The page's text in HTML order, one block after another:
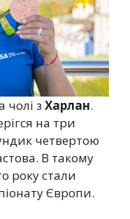
чолі з Харлан.
на три
четвертою
В такому
року стали
Європи.